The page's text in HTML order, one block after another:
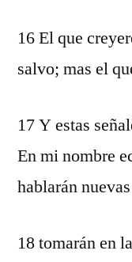
16 El que
salvo; mas el
17 Y estas
En mi nombre
hablarán
18 tomarán en